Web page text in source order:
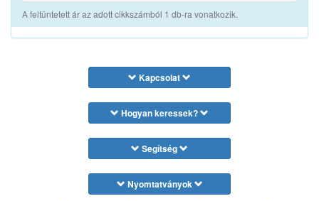
A feltüntetett ár az adott cikkszámból 1 db-ra vonatkozik.
Kapcsolat
Hogyan keressek?
Segítség
Nyomtatványok